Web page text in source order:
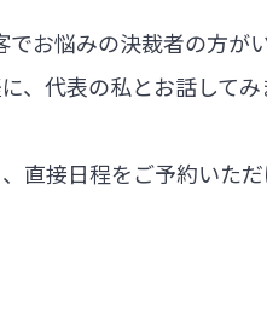
お悩みの決裁者の方が
、代表の私とお話してみ
直接日程をご予約いただ